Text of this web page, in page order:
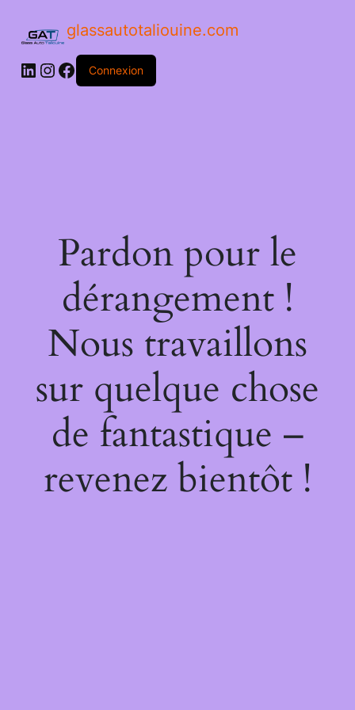
glassautotaliouine.com
Connexion
Pardon pour le
dérangement !
Nous travaillons
sur quelque chose
de fantastique –
revenez bientôt !